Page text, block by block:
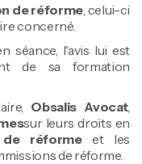
de réforme, celui-ci
concerné.
séance, l'avis lui est
de sa formation
Obsalis Avocat,
sur leurs droits en
réformeet les
de réforme.